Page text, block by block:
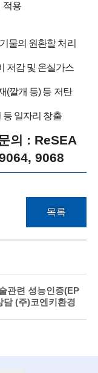
적용
물의 원환할 처리
저감 및 온실가스
(깔개 등)등 저탄
등 일자리 창출
의 : ReSEA
9068
목록
관련 성능인증(EP
담 (주)코엔키환경